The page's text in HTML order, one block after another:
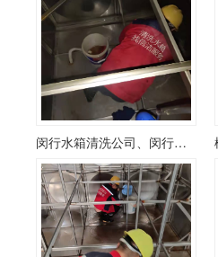
闵行水箱清洗公司、闵行二次生活水箱清洗